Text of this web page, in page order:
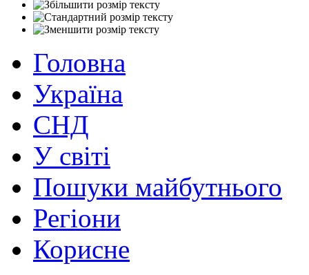
Головна
Україна
СНД
У світі
Пошуки майбутнього
Регіони
Корисне